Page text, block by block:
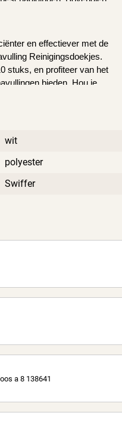
en effectiever met de
Reinigingsdoekjes.
stuks, en profiteer van het
bieden. Hou je
wit
polyester
Swiffer